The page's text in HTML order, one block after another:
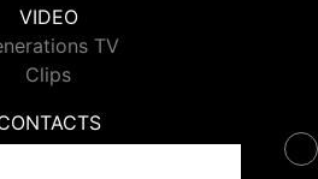
VIDEO
TV
Clips
Generations